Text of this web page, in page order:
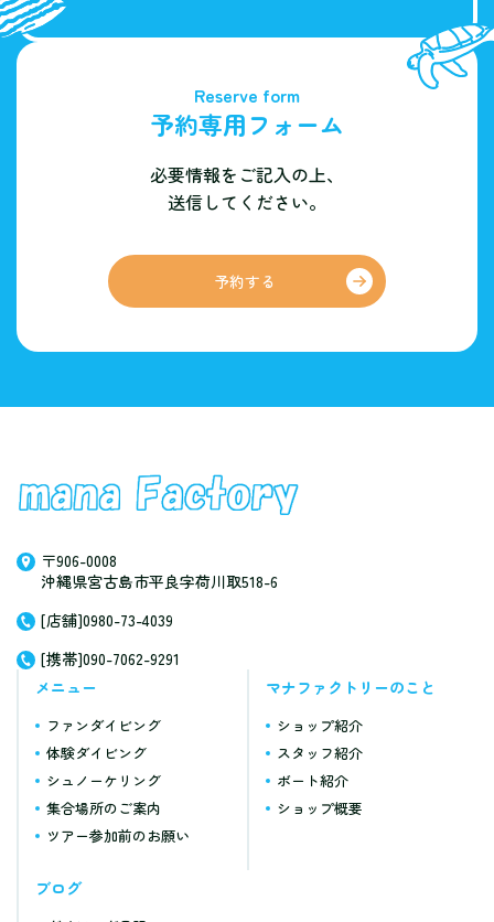
Reserve form
予約専用フォーム
必要情報をご記入の上、
送信してください。
予約する
〒906-0008
沖縄県宮古島市平良字荷川取518-6
[店舗]0980-73-4039
[携帯]090-7062-9291
メニュー
ファンダイビング
体験ダイビング
シュノーケリング
集合場所のご案内
ツアー参加前のお願い
マナファクトリーのこと
ショップ紹介
スタッフ紹介
ボート紹介
ショップ概要
ブログ